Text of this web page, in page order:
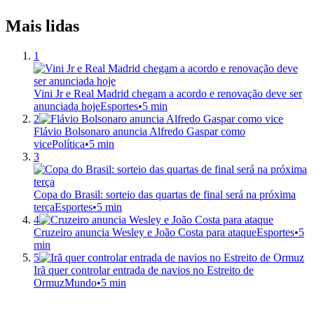
Mais lidas
1
Vini Jr e Real Madrid chegam a acordo e renovação deve ser
anunciada hojeEsportes•5 min
2
Flávio Bolsonaro anuncia Alfredo Gaspar como
vicePolítica•5 min
3
Copa do Brasil: sorteio das quartas de final será na próxima
terçaEsportes•5 min
4
Cruzeiro anuncia Wesley e João Costa para ataqueEsportes•5
min
5
Irã quer controlar entrada de navios no Estreito de
OrmuzMundo•5 min